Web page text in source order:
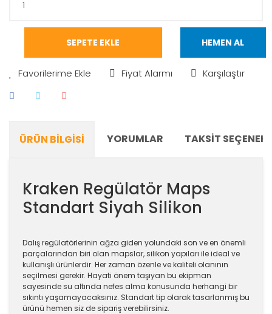
SEPETE EKLE HEMEN AL
Fiyat Alarmı Karşılaştır
ÜRÜN BILGISI YORUMLAR TAKSIT
Kraken Regülatör Maps
Standart Siyah Silikon
Dalış regülatörlerinin ağza giden yolundaki son ve en önemli
parçalarından biri olan mapslar, silikon yapıları ile ideal ve
kullanışlı ürünlerdir. Her zaman özenle ve kaliteli olanının
seçilmesi gerekir. Hayati önem taşıyan bu ekipman
sayesinde su altında nefes alma konusunda herhangi bir
sıkıntı yaşamayacaksınız. Standart tip olarak tasarlanmış bu
ürünü hemen siz de sipariş verebilirsiniz.